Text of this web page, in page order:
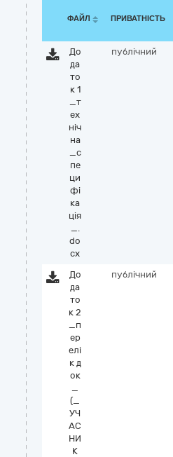
ФАЙЛ ПРИВАТНІСТЬ
До
да
то
к 1
_т
ех
ніч
на
_с
пе
ци
фі
ка
ція
_.
do
cx
публічний
До
да
то
к 2
_п
ер
елі
к д
ок
_
(_
УЧ
АС
НИ
К
публічний